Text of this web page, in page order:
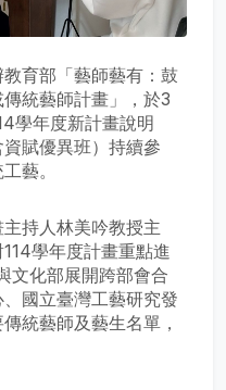
育部「藝師藝有：鼓
統藝師計畫」，於3
學年度新計畫說明
賦優異班）持續參
藝。
持人林美吟教授主
學年度計畫重點進
文化部展開跨部會合
國立臺灣工藝研究發
統藝師及藝生名單，